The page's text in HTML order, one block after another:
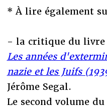
* À lire également
- la critique du livre
Les années
nazie et les Juifs
Jérôme Segal.
Le second volume